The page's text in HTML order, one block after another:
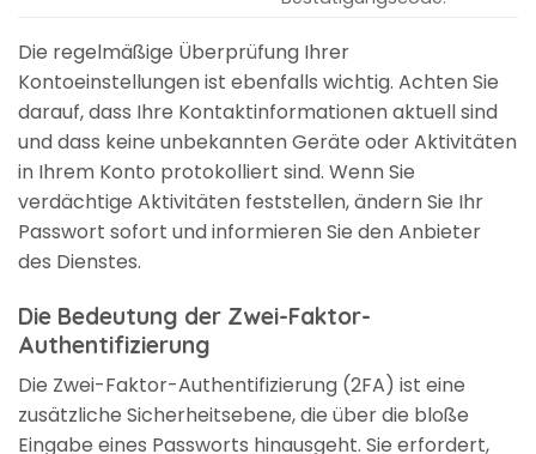
Die regelmäßige Überprüfung Ihrer
Kontoeinstellungen ist ebenfalls wichtig. Achten Sie
darauf, dass Ihre Kontaktinformationen aktuell sind
und dass keine unbekannten Geräte oder Aktivitäten
in Ihrem Konto protokolliert sind. Wenn Sie
verdächtige Aktivitäten feststellen, ändern Sie Ihr
Passwort sofort und informieren Sie den Anbieter
des Dienstes.
Die Bedeutung der Zwei-Faktor-
Authentifizierung
Die Zwei-Faktor-Authentifizierung (2FA) ist eine
zusätzliche Sicherheitsebene, die über die bloße
Eingabe eines Passworts hinausgeht. Sie erfordert,